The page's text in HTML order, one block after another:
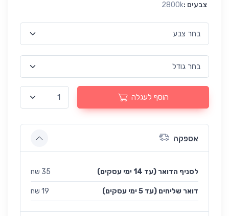
צבעים :2800k
הוסף לעגלה
אספקה
לסניף הדואר (עד 14 ימי עסקים) 35 שח
(עד 5 ימי עסקים) דואר שליחים 19 שח